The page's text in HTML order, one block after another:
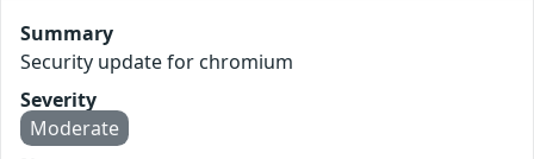
Summary
Security update for chromium
Severity
Moderate